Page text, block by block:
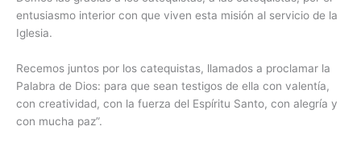
entusiasmo interior con que viven esta misión al servicio de la
Iglesia.
Recemos juntos por los catequistas, llamados a proclamar la
Palabra de Dios: para que sean testigos de ella con valentía,
con creatividad, con la fuerza del Espíritu Santo, con alegría y
con mucha paz”.